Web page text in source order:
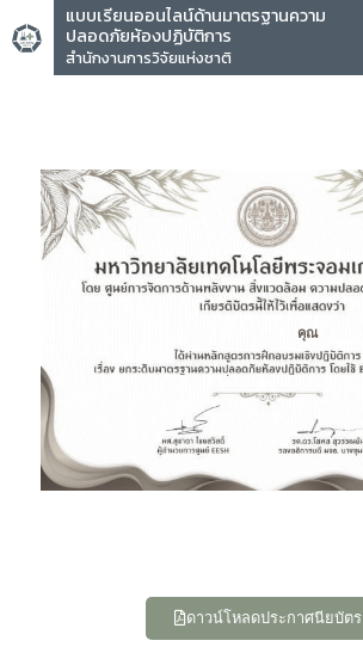
แบบเรียนออนไลน์ด้านมาตรฐานความ
ปลอดภัยห้องปฏิบัติการ
สำนักงานการวิจัยแห่งชาติ
คุณ
ดาวน์โหลดประกาศนียบัตร